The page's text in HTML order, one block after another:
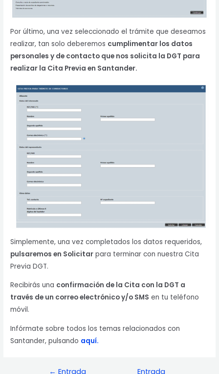
Por último, una vez seleccionado el trámite que deseamos
realizar, tan solo deberemos cumplimentar los datos
personales y de contacto que nos solicita la DGT para
realizar la Cita Previa en Santander.
Simplemente, una vez completados los datos requeridos,
pulsaremos en Solicitar para terminar con nuestra Cita
Previa DGT.
Recibirás una confirmación de la Cita con la DGT a
través de un correo electrónico y/o SMS en tu teléfono
móvil.
Infórmate sobre todos los temas relacionados con
Santander, pulsando aquí.
← Entrada Entrada